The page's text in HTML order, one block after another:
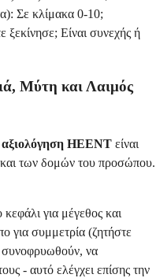
Σε κλίμακα 0-10;
Είναι συνεχής ή
Μύτη και Λαιμός
αξιολόγηση HEENT είναι
και των δομών του προσώπου.
κεφάλι για μέγεθος και
για συμμετρία (ζητήστε
συνοφρυωθούν, να
- αυτό ελέγχει επίσης την